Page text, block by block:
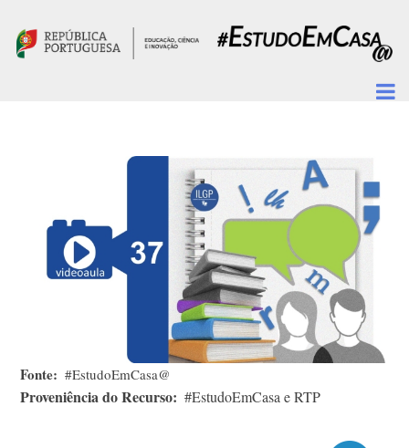
Fonte #EstudoEmCasa@
Proveniência do Recurso #EstudoEmCasa e RTP